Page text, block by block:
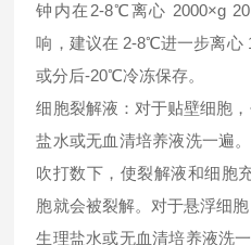
钟内在2-8℃离心 2000×g
响，建议在 2-8℃进一步离心
或分后-20℃冷冻保存。
细胞裂解液：对于贴壁细胞
盐水或无血清培养液洗一遍
吹打数下，使裂解液和细胞
胞就会被裂解。对于悬浮细
生理盐水或无血清培养液洗